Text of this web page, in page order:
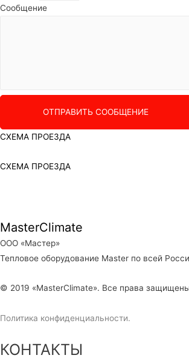
Сообщение
ОТПРАВИТЬ СООБЩЕНИЕ
СХЕМА ПРОЕЗДА
СХЕМА ПРОЕЗДА
MasterClimate
ООО «Мастер»
Тепловое оборудование Master по всей
© 2019 «MasterClimate». Все права
Политика конфиденциальности.
КОНТАКТЫ